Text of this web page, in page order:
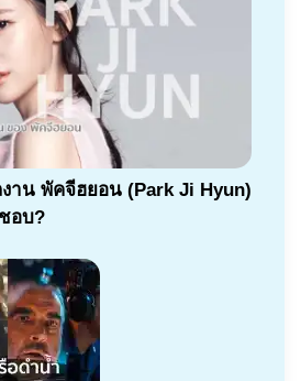
าน พัคจีฮยอน (Park Ji Hyun)
อบ?